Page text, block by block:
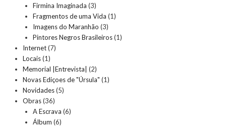
Firmina Imaginada (3)
Fragmentos de uma Vida (1)
Imagens do Maranhão (3)
Pintores Negros Brasileiros(1)
Internet(7)
Locais(1)
Memorial |Entrevista| (2)
Novas Ediçoes de "Úrsula" (1)
Novidades(5)
Obras(36)
A Escrava (6)
Álbum (6)